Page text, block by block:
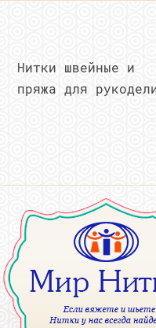
Нитки швейные и
пряжа для